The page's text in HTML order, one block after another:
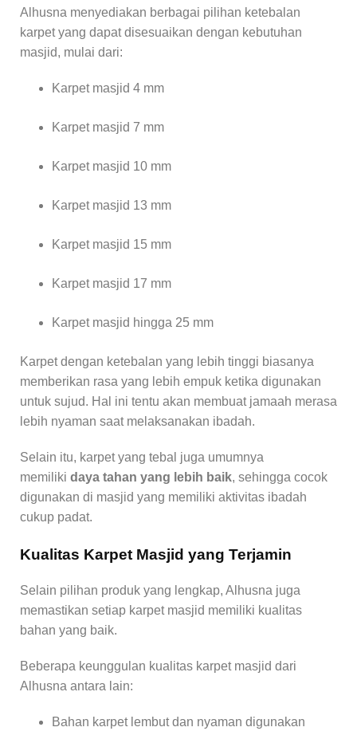
Alhusna menyediakan berbagai pilihan ketebalan
karpet yang dapat disesuaikan dengan kebutuhan
masjid, mulai dari:
Karpet masjid 4 mm
Karpet masjid 7 mm
Karpet masjid 10 mm
Karpet masjid 13 mm
Karpet masjid 15 mm
Karpet masjid 17 mm
Karpet masjid hingga 25 mm
Karpet dengan ketebalan yang lebih tinggi biasanya
memberikan rasa yang lebih empuk ketika digunakan
untuk sujud. Hal ini tentu akan membuat jamaah merasa
lebih nyaman saat melaksanakan ibadah.
Selain itu, karpet yang tebal juga umumnya
memiliki daya tahan yang lebih baik, sehingga cocok
digunakan di masjid yang memiliki aktivitas ibadah
cukup padat.
Kualitas Karpet Masjid yang Terjamin
Selain pilihan produk yang lengkap, Alhusna juga
memastikan setiap karpet masjid memiliki kualitas
bahan yang baik.
Beberapa keunggulan kualitas karpet masjid dari
Alhusna antara lain:
Bahan karpet lembut dan nyaman digunakan